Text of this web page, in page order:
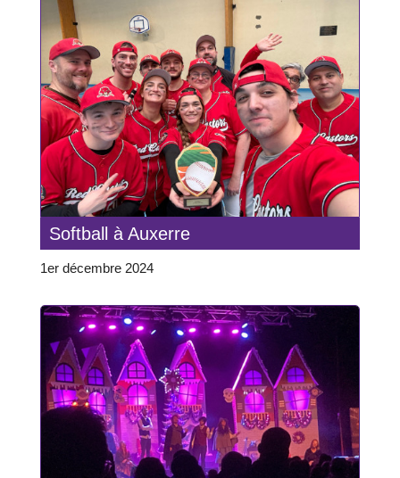
Softball à Auxerre
1er décembre 2024